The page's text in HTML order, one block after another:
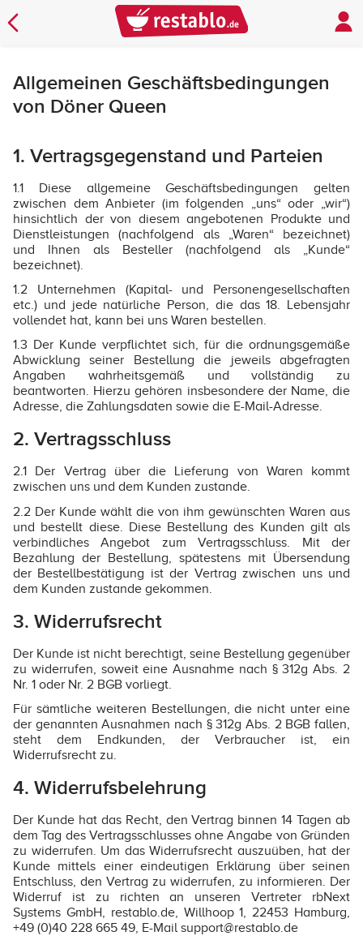
Allgemeinen Geschäftsbedingungen
von Döner Queen
1. Vertragsgegenstand und Parteien
1.1 Diese allgemeine Geschäftsbedingungen gelten
zwischen dem Anbieter (im folgenden „uns“ oder „wir“)
hinsichtlich der von diesem angebotenen Produkte und
Dienstleistungen (nachfolgend als „Waren“ bezeichnet)
und Ihnen als Besteller (nachfolgend als „Kunde“
bezeichnet).
1.2 Unternehmen (Kapital- und Personengesellschaften
etc.) und jede natürliche Person, die das 18. Lebensjahr
vollendet hat, kann bei uns Waren bestellen.
1.3 Der Kunde verpflichtet sich, für die ordnungsgemäße
Abwicklung seiner Bestellung die jeweils abgefragten
Angaben wahrheitsgemäß und vollständig zu
beantworten. Hierzu gehören insbesondere der Name, die
Adresse, die Zahlungsdaten sowie die E-Mail-Adresse.
2. Vertragsschluss
2.1 Der Vertrag über die Lieferung von Waren kommt
zwischen uns und dem Kunden zustande.
2.2 Der Kunde wählt die von ihm gewünschten Waren aus
und bestellt diese. Diese Bestellung des Kunden gilt als
verbindliches Angebot zum Vertragsschluss. Mit der
Bezahlung der Bestellung, spätestens mit Übersendung
der Bestellbestätigung ist der Vertrag zwischen uns und
dem Kunden zustande gekommen.
3. Widerrufsrecht
Der Kunde ist nicht berechtigt, seine Bestellung gegenüber
zu widerrufen, soweit eine Ausnahme nach § 312g Abs. 2
Nr. 1 oder Nr. 2 BGB vorliegt.
Für sämtliche weiteren Bestellungen, die nicht unter eine
der genannten Ausnahmen nach § 312g Abs. 2 BGB fallen,
steht dem Endkunden, der Verbraucher ist, ein
Widerrufsrecht zu.
4. Widerrufsbelehrung
Der Kunde hat das Recht, den Vertrag binnen 14 Tagen ab
dem Tag des Vertragsschlusses ohne Angabe von Gründen
zu widerrufen. Um das Widerrufsrecht auszuüben, hat der
Kunde mittels einer eindeutigen Erklärung über seinen
Entschluss, den Vertrag zu widerrufen, zu informieren. Der
Widerruf ist zu richten an unseren Vertreter rbNext
Systems GmbH, restablo.de, Willhoop 1, 22453 Hamburg,
+49 (0)40 228 665 49, E-Mail support@restablo.de